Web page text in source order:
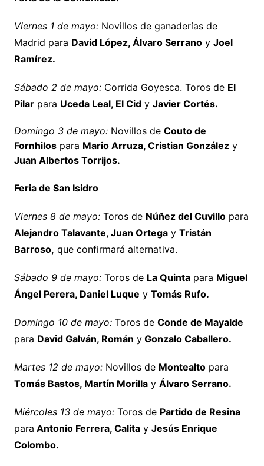
Viernes 1 de mayo:Novillos de ganaderías de
Madrid para David López, Álvaro Serranoy Joel
Ramírez.
Sábado 2 de mayo: Corrida Goyesca. Toros de El
Pilarpara Uceda Leal, El Cidy Javier Cortés.
Domingo 3 de mayo: Novillos de Couto de
Fornhilospara Mario Arruza, Cristian Gonzálezy
Juan Albertos Torrijos.
Feria de San Isidro
Viernes 8 de mayo: Toros de Núñez del Cuvillopara
Alejandro Talavante, Juan Ortegay Tristán
Barroso, que confirmará alternativa.
Sábado 9 de mayo: Toros de La Quintapara Miguel
Ángel Perera, Daniel Luque y Tomás Rufo.
Domingo 10 de mayo:Toros de Conde de Mayalde
para David Galván, Román yGonzalo Caballero.
Martes 12 de mayo: Novillos de Montealtopara
Tomás Bastos, Martín Morillay Álvaro Serrano.
Miércoles 13 de mayo: Toros de Partido de Resina
para Antonio Ferrera, Calitay Jesús Enrique
Colombo.